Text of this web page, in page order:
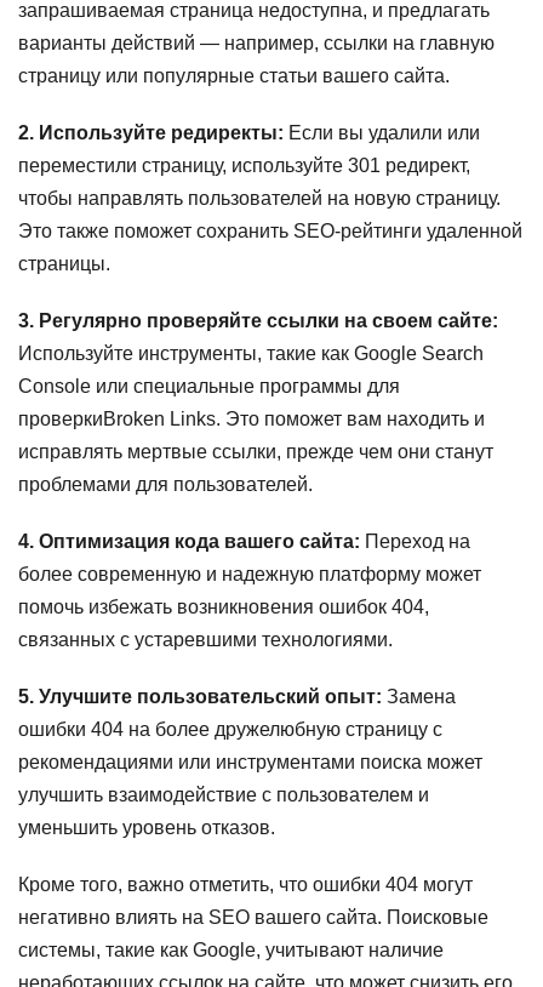
запрашиваемая страница недоступна, и предлагать
варианты действий — например, ссылки на главную
страницу или популярные статьи вашего сайта.
2. Используйте редиректы: Если вы удалили или
переместили страницу, используйте 301 редирект,
чтобы направлять пользователей на новую страницу.
Это также поможет сохранить SEO-рейтинги удаленной
страницы.
3. Регулярно проверяйте ссылки на своем сайте:
Используйте инструменты, такие как Google Search
Console или специальные программы для
проверкиBroken Links. Это поможет вам находить и
исправлять мертвые ссылки, прежде чем они станут
проблемами для пользователей.
4. Оптимизация кода вашего сайта: Переход на
более современную и надежную платформу может
помочь избежать возникновения ошибок 404,
связанных с устаревшими технологиями.
5. Улучшите пользовательский опыт: Замена
ошибки 404 на более дружелюбную страницу с
рекомендациями или инструментами поиска может
улучшить взаимодействие с пользователем и
уменьшить уровень отказов.
Кроме того, важно отметить, что ошибки 404 могут
негативно влиять на SEO вашего сайта. Поисковые
системы, такие как Google, учитывают наличие
неработающих ссылок на сайте, что может снизить его